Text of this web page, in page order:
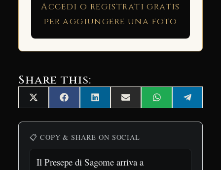
Accedi o registrati gratis
per aggiungere una foto
Share this:
Share
on
X
(Twitter)
Share
on
FacebookShare
on
LinkedInShare
on
Email Share
on
WhatsAppShare
on
📋 COPY & SHARE ON SOCIAL